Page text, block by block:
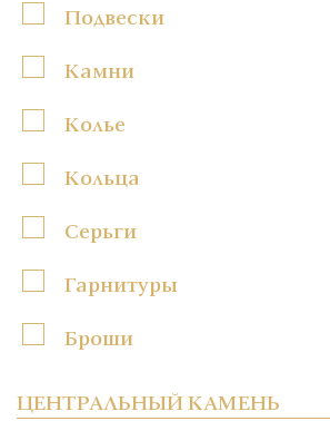
Подвески
Камни
Колье
Кольца
Серьги
Гарнитуры
Броши
ЦЕНТРАЛЬНЫЙ КАМЕНЬ